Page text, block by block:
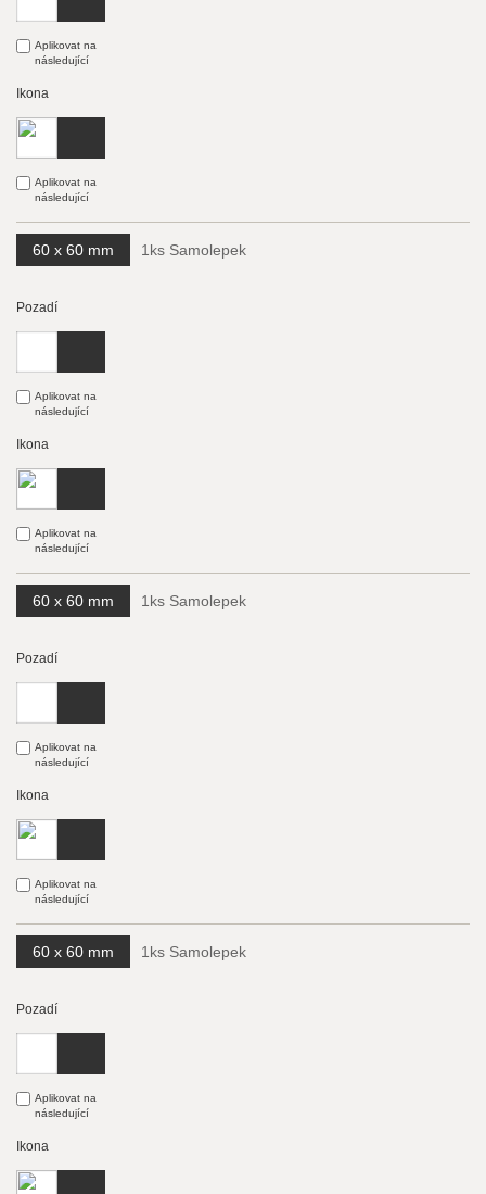
Aplikovat na
následující
Ikona
Aplikovat na
následující
60 x 60 mm 1ks Samolepek
Pozadí
Aplikovat na
následující
Ikona
Aplikovat na
následující
60 x 60 mm 1ks Samolepek
Pozadí
Aplikovat na
následující
Ikona
Aplikovat na
následující
60 x 60 mm 1ks Samolepek
Pozadí
Aplikovat na
následující
Ikona